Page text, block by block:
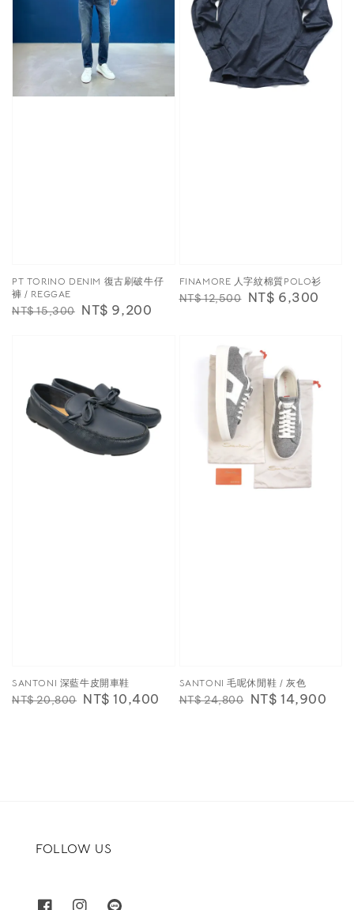
PT TORINO DENIM 復古刷破牛仔
褲 / REGGAE
Regular
NT$ 15,300 Sale
NT$ 9,200
FINAMORE 人字紋棉質POLO衫
Regular
NT$ 12,500 Sale
NT$ 6,300
SANTONI 深藍牛皮開車鞋
Regular
NT$ 20,800 Sale
NT$ 10,400
SANTONI 毛呢休閒鞋 / 灰色
Regular
NT$ 24,800 Sale
NT$ 14,900
FOLLOW US